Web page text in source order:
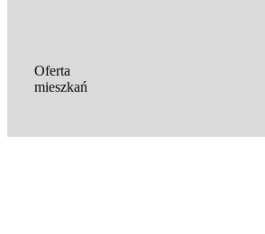
Oferta
mieszkań